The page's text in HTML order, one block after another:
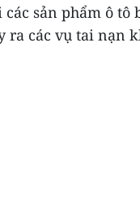
sản phẩm ô tô
ra các vụ tai nạn